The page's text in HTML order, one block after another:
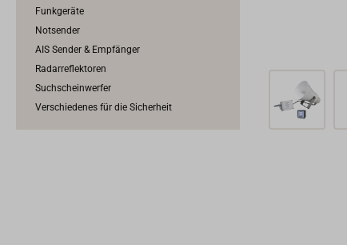
Funkgeräte
Notsender
AIS Sender & Empfänger
Radarreflektoren
Suchscheinwerfer
Verschiedenes für die Sicherheit